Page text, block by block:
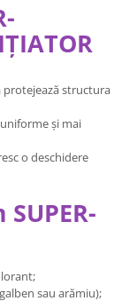
protejează structura
și mai
o deschidere
sau arămiu);